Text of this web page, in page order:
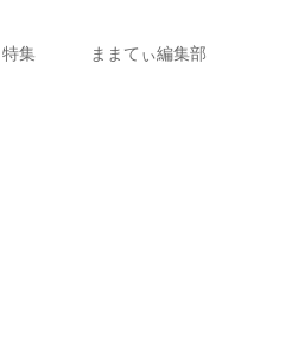
特集 ままてぃ編集部